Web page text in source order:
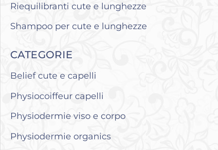
Riequilibranti cute e lunghezze
Shampoo per cute e lunghezze
CATEGORIE
Belief cute e capelli
Physiocoiffeur capelli
Physiodermie viso e corpo
Physiodermie organics